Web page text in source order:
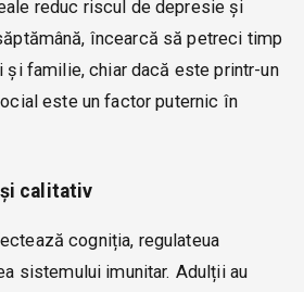
reduc riscul de depresie și
încearcă să petreci timp
și familie, chiar dacă este printr-un
este un factor puternic în
calitativ
cogniția, regulateua
sistemului imunitar. Adulții au